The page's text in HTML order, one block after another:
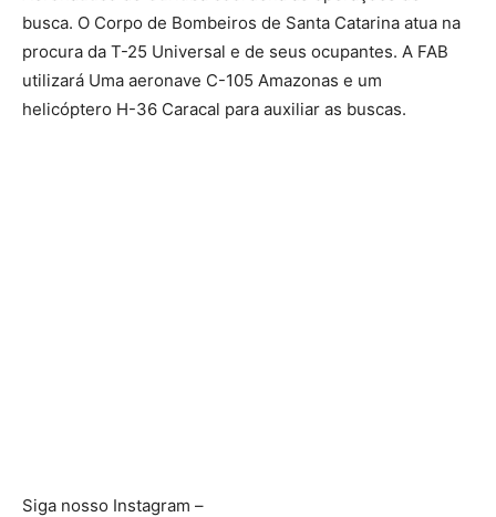
busca. O Corpo de Bombeiros de Santa Catarina atua na
procura da T-25 Universal e de seus ocupantes. A FAB
utilizará Uma aeronave C-105 Amazonas e um
helicóptero H-36 Caracal para auxiliar as buscas.
Siga nosso Instagram –